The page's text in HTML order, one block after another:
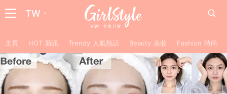
TW
主頁 HOT 新訊 Trendy 人氣熱話 Beauty 美妝 Fashion 時尚